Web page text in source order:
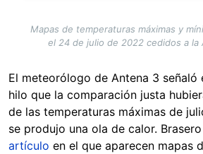
Mapas de temperaturas máximas y
el 24 de julio de 2022 cedidos a la
El meteorólogo de Antena 3
hilo que la comparación justa
de las temperaturas máximas de
se produjo una ola de calor.
artículo en el que aparecen mapas